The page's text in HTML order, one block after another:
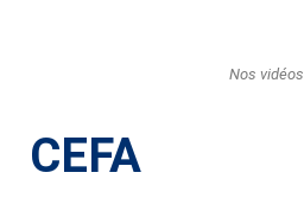
Nos vidéos
CEFA